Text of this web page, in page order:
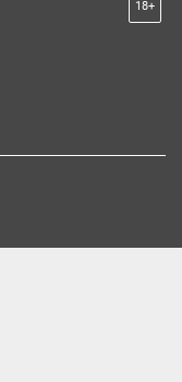
18+